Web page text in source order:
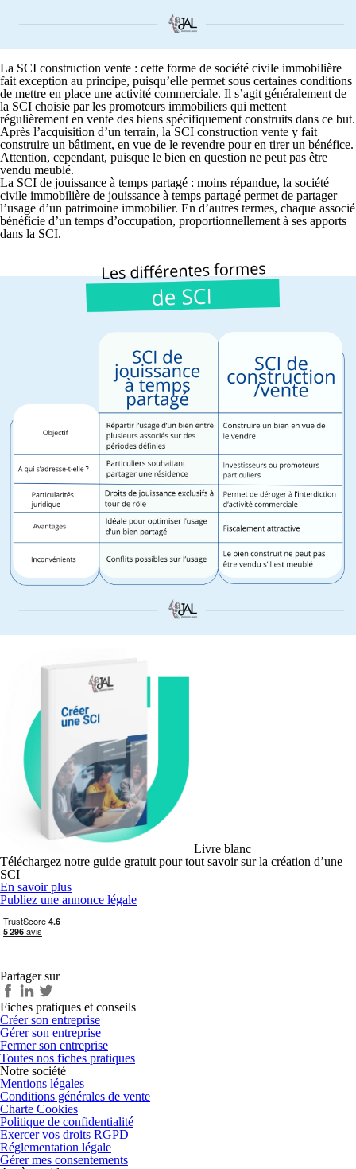
La SCI construction vente : cette forme de société civile immobilière
fait exception au principe, puisqu’elle permet sous certaines conditions
de mettre en place une activité commerciale. Il s’agit généralement de
la SCI choisie par les promoteurs immobiliers qui mettent
régulièrement en vente des biens spécifiquement construits dans ce but.
Après l’acquisition d’un terrain, la SCI construction vente y fait
construire un bâtiment, en vue de le revendre pour en tirer un bénéfice.
Attention, cependant, puisque le bien en question ne peut pas être
vendu meublé.
La SCI de jouissance à temps partagé : moins répandue, la société
civile immobilière de jouissance à temps partagé permet de partager
l’usage d’un patrimoine immobilier. En d’autres termes, chaque associé
bénéficie d’un temps d’occupation, proportionnellement à ses apports
dans la SCI.
Livre blanc
Téléchargez notre guide gratuit pour tout savoir sur la création d’une
SCI
En savoir plus
Publiez une annonce légale
Partager sur
Fiches pratiques et conseils
Créer son entreprise
Gérer son entreprise
Fermer son entreprise
Toutes nos fiches pratiques
Notre société
Mentions légales
Conditions générales de vente
Charte Cookies
Politique de confidentialité
Exercer vos droits RGPD
Réglementation légale
Gérer mes consentements